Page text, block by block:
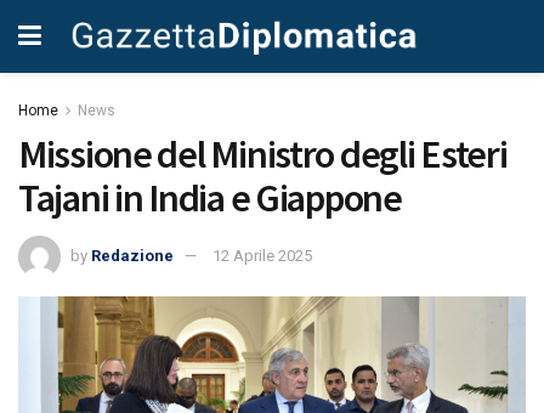
Home News
Missione del Ministro degli Esteri
Tajani in India e Giappone
by Redazione 12 Aprile 2025